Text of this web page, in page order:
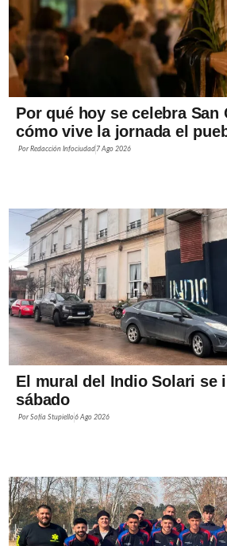
Por qué hoy se celebra San
cómo vive la jornada el
PorRedacción Infociudad 7 Ago 2026
El mural del Indio Solari se
sábado
PorSofía Stupiello6 Ago 2026